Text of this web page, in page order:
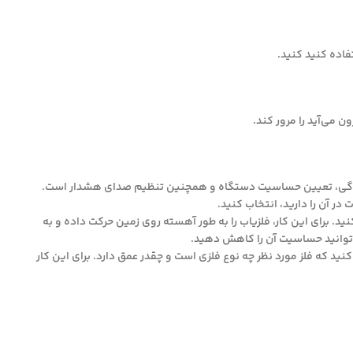
کنید کنید.
می‌آید را مرور کند.
تعیین حساسیت دستگاه و همچنین تنظیم صدای هشدار است.
آن را دارید، انتخاب کنید.
برای این کار، فلزیاب را به طور آهسته روی زمین حرکت داده و به
حساسیت آن را کاهش دهید.
که فلز مورد نظر چه نوع فلزی است و چقدر عمق دارد. برای این کار